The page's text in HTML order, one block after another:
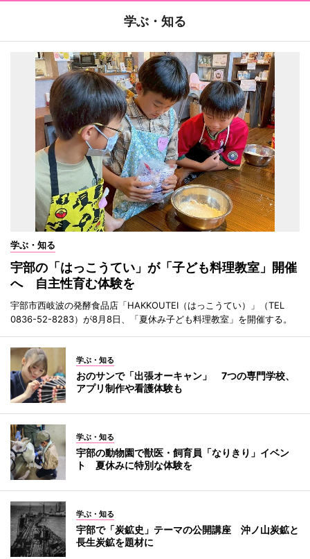
学ぶ・知る
学ぶ・知る
宇部の「はっこうてい」が「子ども料理教室」開催
へ 自主性育む体験を
宇部市西岐波の発酵食品店「HAKKOUTEI（はっこうてい）」（TEL
0836-52-8283）が8月8日、「夏休み子ども料理教室」を開催する。
学ぶ・知る
おのサンで「出張オーキャン」 7つの専門学校、
アプリ制作や看護体験も
学ぶ・知る
宇部の動物園で獣医・飼育員「なりきり」イベン
ト 夏休みに特別な体験を
学ぶ・知る
宇部で「炭鉱史」テーマの公開講座 沖ノ山炭鉱と
長生炭鉱を題材に